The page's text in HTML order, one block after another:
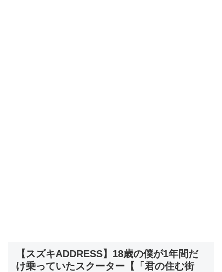
【スズキADDRESS】18歳の僕が1年間だ
け乗っていたスクーター【「君の住む街